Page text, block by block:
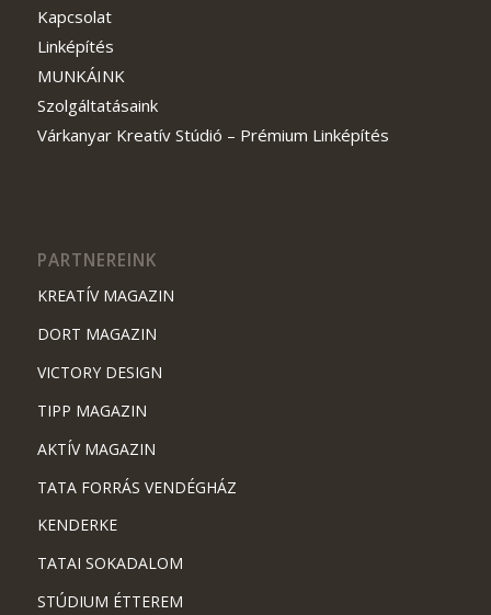
Kapcsolat
Linképítés
MUNKÁINK
Szolgáltatásaink
Várkanyar Kreatív Stúdió – Prémium Linképítés
PARTNEREINK
KREATÍV MAGAZIN
DORT MAGAZIN
VICTORY DESIGN
TIPP MAGAZIN
AKTÍV MAGAZIN
TATA FORRÁS VENDÉGHÁZ
KENDERKE
TATAI SOKADALOM
STÚDIUM ÉTTEREM